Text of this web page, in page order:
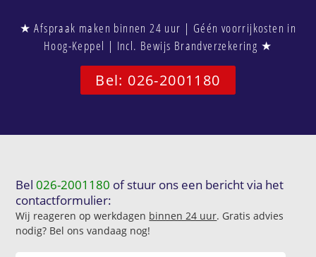
★ Afspraak maken binnen 24 uur | Géén voorrijkosten in
Hoog-Keppel | Incl. Bewijs Brandverzekering ★
Bel: 026-2001180
Bel026-2001180 of stuur ons een bericht via het
contactformulier:
Wij reageren op werkdagen binnen 24 uur. Gratis advies
nodig? Bel ons vandaag nog!